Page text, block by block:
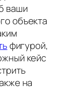
ваши
объекта
фигурой,
кейс
на